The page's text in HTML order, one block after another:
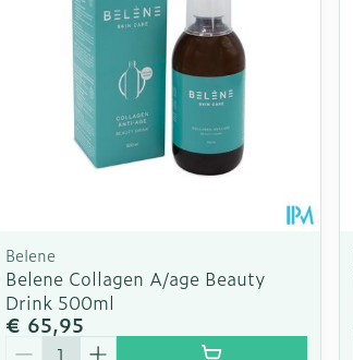
Belene
Belene Collagen A/age Beauty
Drink 500ml
€ 65,95
Aantal